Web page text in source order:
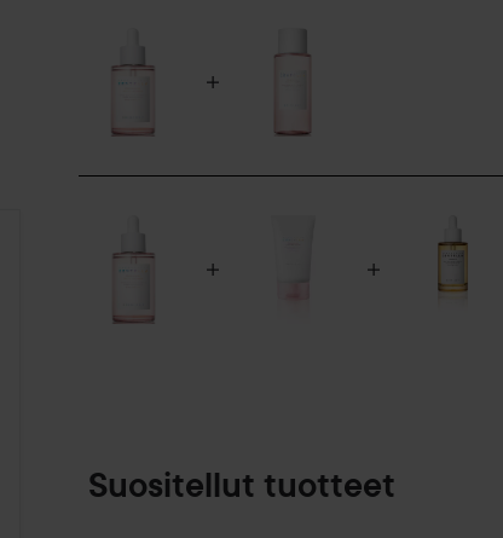
Suositellut tuotteet